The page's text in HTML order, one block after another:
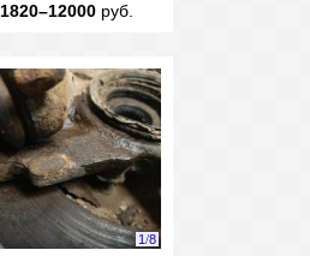
1820–12000руб.
1/8